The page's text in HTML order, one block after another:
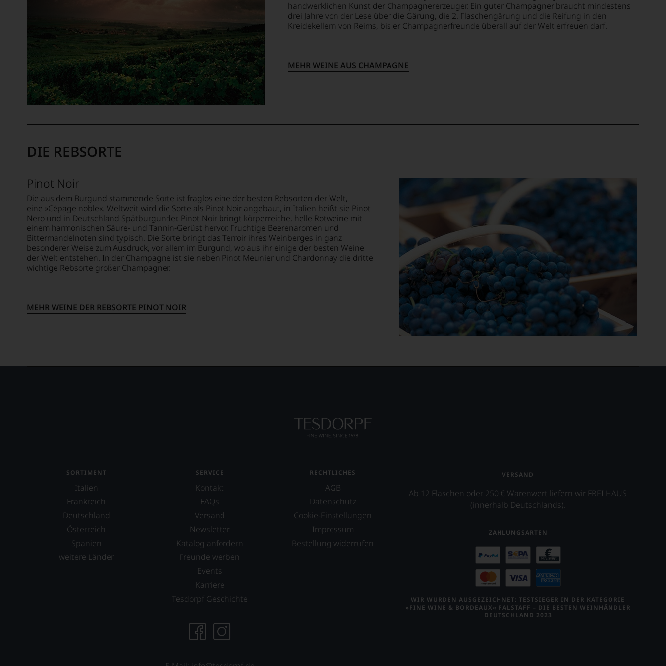
oder
Fachpublikationen
unseren
Aussendungen
oder
in
unserem
um
unterstreichen,
auf
hohem
Niveau
sich
unsere
Weinselektion
bewegt.
Das
aber
genügt
uns
haben
Bewertung
beschlossen:
handwerklichen Kunst der Champagnererzeuger. Ein guter Champagner braucht mindestens
drei Jahre von der Lese über die Gärung, die 2. Flaschengärung und die Reifung in den
Kreidekellern von Reims, bis er Champagnerfreunde überall auf der Welt erfreuen darf.
MEHR WEINE AUS CHAMPAGNE
DIE REBSORTE
Pinot Noir
Die aus dem Burgund stammende Sorte ist fraglos eine der besten Rebsorten der Welt,
eine »Cépage noble«. Weltweit wird die Sorte als Pinot Noir angebaut, in Italien heißt sie Pinot
Nero und in Deutschland Spätburgunder. Pinot Noir bringt körperreiche, helle Rotweine mit
einem harmonischen Säure- und Tannin-Gerüst hervor. Fruchtige Beerenaromen und
Bittermandelnoten sind typisch. Die Sorte bringt das Terroir ihres Weinberges in ganz
besonderer Weise zum Ausdruck, vor allem im Burgund, wo aus ihr einige der besten Weine
der Welt entstehen. In der Champagne ist sie neben Pinot Meunier und Chardonnay die dritte
wichtige Rebsorte großer Champagner.
MEHR WEINE DER REBSORTE PINOT NOIR
SORTIMENT
Italien
Frankreich
Deutschland
Österreich
Spanien
weitere Länder
SERVICE
Kontakt
FAQs
Versand
Newsletter
Katalog anfordern
Freunde werben
Events
Karriere
Tesdorpf Geschichte
RECHTLICHES
AGB
Datenschutz
Cookie-Einstellungen
Impressum
Bestellung widerrufen
VERSAND
Ab 12 Flaschen oder 250 € Warenwert liefern wir FREI HAUS
(innerhalb Deutschlands).
ZAHLUNGSARTEN
WIR WURDEN AUSGEZEICHNET: TESTSIEGER IN DER KATEGORIE
»FINE WINE & BORDEAUX« FALSTAFF – DIE BESTEN WEINHÄNDLER
DEUTSCHLAND 2023